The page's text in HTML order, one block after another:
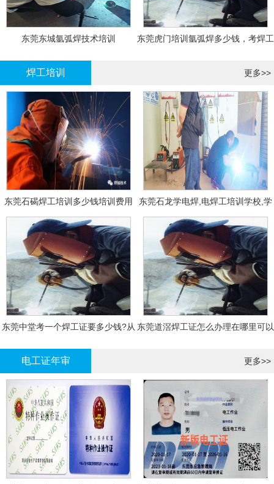
东莞东城氩弧焊技术培训
东莞虎门培训氩弧焊多少钱，考焊工
焊工培训 更多>>
东莞石碣焊工培训多少钱培训费用
东莞石龙学电焊,电焊工培训学校,学
费多少钱?
东莞中堂考一个焊工证要多少钱?从 东莞道滘焊工证怎么办理在哪里可以
电工证年审 更多>>